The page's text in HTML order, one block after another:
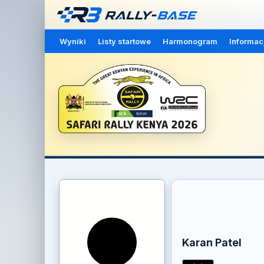
Wyniki Listy startowe Harmonogram
Karan Patel